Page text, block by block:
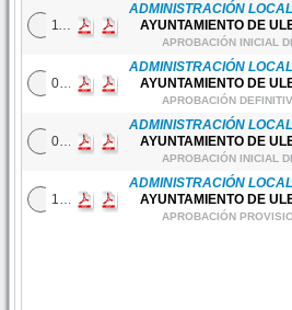
2026/111
11/06/2026
ADMINISTRACIÓN LOCAL
AYUNTAMIENTO DE
APROBACIÓN INICIAL
2026/86
07/05/2026
ADMINISTRACIÓN LOCAL
AYUNTAMIENTO DE
APROBACIÓN
2026/67
09/04/2026
ADMINISTRACIÓN LOCAL
AYUNTAMIENTO DE
APROBACIÓN INICIAL
2026/30
13/02/2026
ADMINISTRACIÓN LOCAL
AYUNTAMIENTO DE
APROBACIÓN